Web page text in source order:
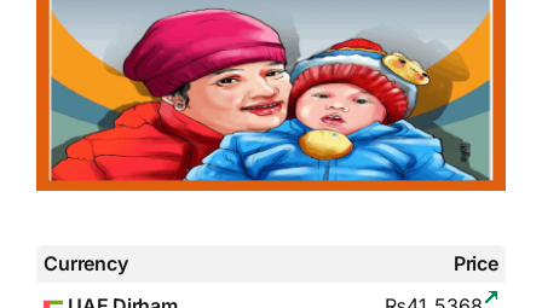
Currency
Price